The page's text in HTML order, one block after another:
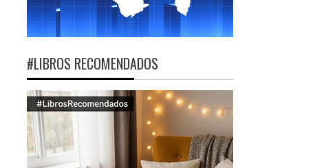
#LIBROS RECOMENDADOS